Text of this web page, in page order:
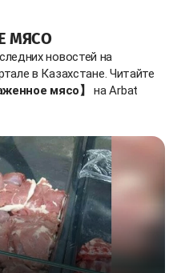
МЯСО
новостей на
в Казахстане. Читайте
мясо】
на Arbat